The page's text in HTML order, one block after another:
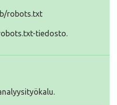
robots.txt
tiedosto.